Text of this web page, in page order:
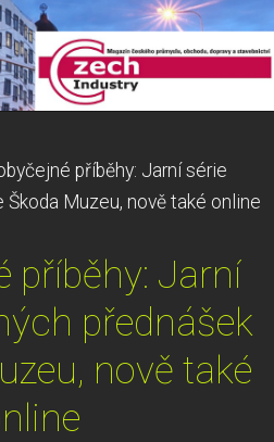
příběhy: Jarní série
Muzeu, nově také online
příběhy: Jarní
přednášek
nově také